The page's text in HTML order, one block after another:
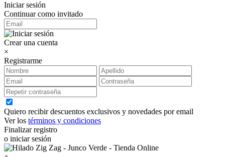
Iniciar sesión
Continuar como invitado
Crear una cuenta
×
Registrarme
Quiero recibir descuentos exclusivos y novedades por email
Ver los términos y condiciones
Finalizar registro
o iniciar sesión